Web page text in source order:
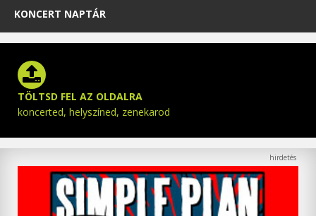
KONCERT NAPTÁR
TÖLTSD FEL AZ OLDALRA
koncerted, helyszíned, zenekarod